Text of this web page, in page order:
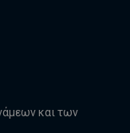
και των